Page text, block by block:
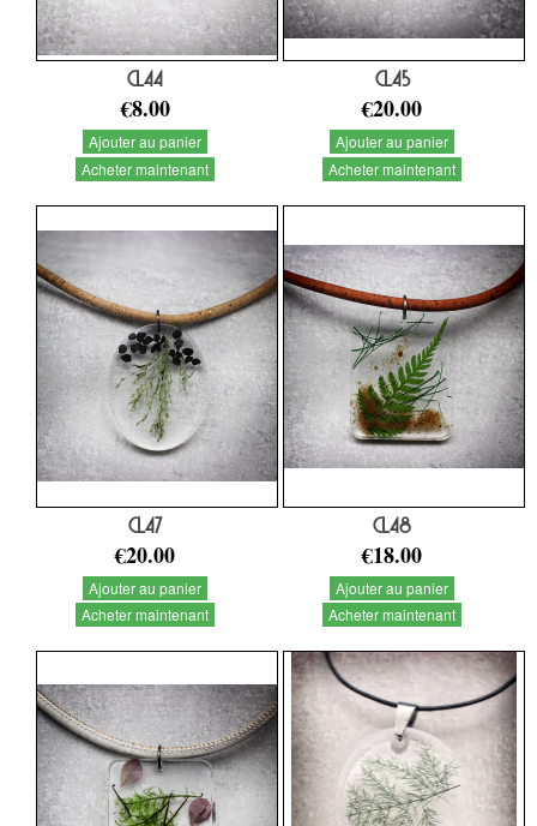
CL44
€8.00
Ajouter au panier
Acheter maintenant
CL45
€20.00
Ajouter au panier
Acheter maintenant
CL47
€20.00
Ajouter au panier
Acheter maintenant
CL48
€18.00
Ajouter au panier
Acheter maintenant